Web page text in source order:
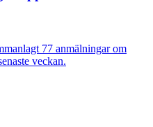
77 anmälningar om
veckan.